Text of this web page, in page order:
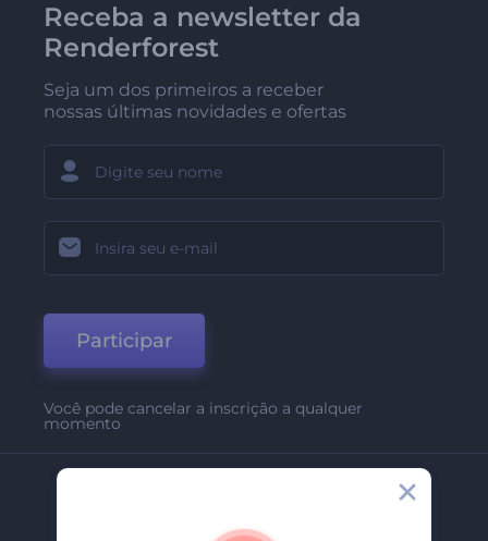
Receba a newsletter da
Renderforest
Seja um dos primeiros a receber
nossas últimas novidades e ofertas
Participar
Você pode cancelar a inscrição a qualquer
momento
Sobre Nós